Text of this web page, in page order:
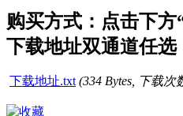
购买方式：点击下方
下载地址双通道任选
下载地址.txt (334 Bytes, 下载次